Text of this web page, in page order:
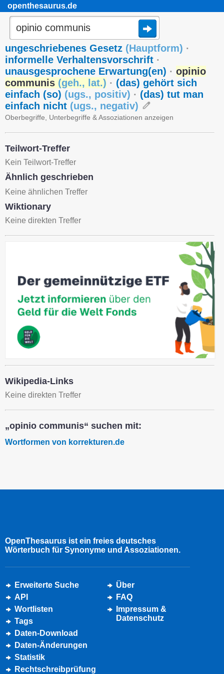
openthesaurus.de
ungeschriebenes Gesetz (Hauptform) ·
informelle Verhaltensvorschrift ·
unausgesprochene Erwartung(en) · opinio
communis (geh., lat.) · (das) gehört sich
einfach (so) (ugs., positiv) · (das) tut man
einfach nicht (ugs., negativ)
Oberbegriffe, Unterbegriffe & Assoziationen anzeigen
Teilwort-Treffer
Kein Teilwort-Treffer
Ähnlich geschrieben
Keine ähnlichen Treffer
Wiktionary
Keine direkten Treffer
Wikipedia-Links
Keine direkten Treffer
„opinio communis“ suchen mit:
Wortformen von korrekturen.de
OpenThesaurus ist ein freies deutsches
Wörterbuch für Synonyme und Assoziationen.
Erweiterte Suche
API
Wortlisten
Tags
Daten-Download
Daten-Änderungen
Statistik
Rechtschreibprüfung
Über
FAQ
Impressum &
Datenschutz